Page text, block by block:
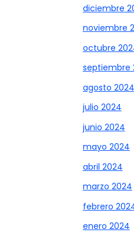
diciembre
noviembre
octubre
septiembre
agosto 2024
julio 2024
junio 2024
mayo 2024
abril 2024
marzo 2024
febrero
enero 2024